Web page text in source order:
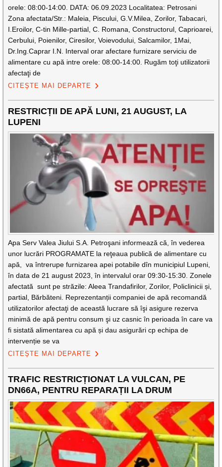
orele: 08:00-14:00. DATA: 06.09.2023 Localitatea: Petrosani
Zona afectata/Str.: Maleia, Piscului, G.V.Milea, Zorilor, Tabacari,
I.Eroilor, C-tin Mille-partial, C. Romana, Constructorul, Caprioarei,
Cerbului, Poienilor, Ciresilor, Voievodului, Salcamilor, 1Mai,
Dr.Ing.Caprar I.N. Interval orar afectare furnizare serviciu de
alimentare cu apă intre orele: 08:00-14:00. Rugăm toţi utilizatorii
afectaţi de
CITEȘTE MAI DEPARTE
RESTRICȚII DE APĂ LUNI, 21 AUGUST, LA
LUPENI
Apa Serv Valea Jiului S.A. Petroşani informează că, în vederea
unor lucrări PROGRAMATE la reţeaua publică de alimentare cu
apă, va întrerupe furnizarea apei potabile dîn municipiul Lupeni,
în data de 21 august 2023, în intervalul orar 09:30-15:30. Zonele
afectată sunt pe străzile: Aleea Trandafirilor, Zorilor, Policlinicii și,
partial, Bărbăteni. Reprezentanții companiei de apă recomandă
utilizatorilor afectaţi de această lucrare să îşi asigure rezerva
minimă de apă pentru consum şi uz casnic în perioada în care va
fi sistată alimentarea cu apă și dau asigurări cp echipa de
intervenție se va
CITEȘTE MAI DEPARTE
TRAFIC RESTRICȚIONAT LA VULCAN, PE
DN66A, PENTRU REPARAȚII LA DRUM